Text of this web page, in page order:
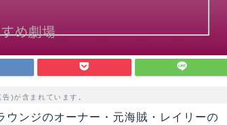
)が含まれています。
ウンジのオーナー・元海賊・レイリーの